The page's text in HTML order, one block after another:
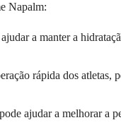
Napalm:
a manter a
rápida dos atletas,
ajudar a melhorar a